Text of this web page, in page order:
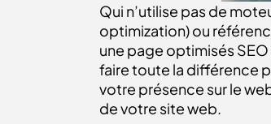
Qui n’utilise pas de
optimization) ou
une page optimisés
faire toute la différence
votre présence sur le
de votre site web.